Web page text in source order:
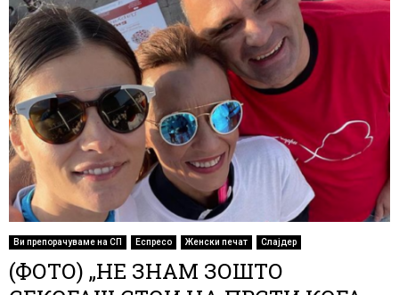
Ви препорачуваме на СП Еспресо Женски печат Слајдер
(ФОТО) „НЕ ЗНАМ ЗОШТО